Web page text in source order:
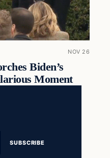
NOV 26
Biden’s
Moment
SUBSCRIBE